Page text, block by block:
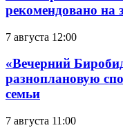
рекомендовано на
7 августа 12:00
«Вечерний
разноплановую
семьи
7 августа 11:00